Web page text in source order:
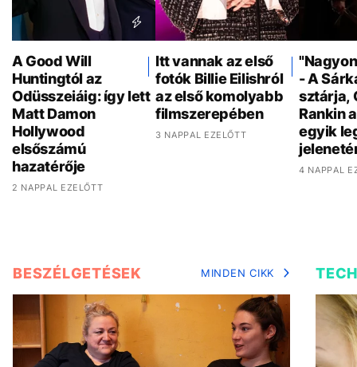
A Good Will
Huntingtól az
Odüsszeiáig: így lett
Matt Damon
Hollywood
elsőszámú
hazatérője
2 NAPPAL EZELŐTT
Itt vannak az első
fotók Billie Eilishról
az első komolyabb
filmszerepében
3 NAPPAL EZELŐTT
- A
sztárja,
Rankin
egyik
4 NAPPAL
BESZÉLGETÉSEK MINDEN CIKK